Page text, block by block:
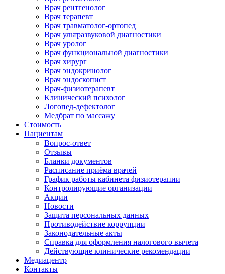
Врач рентгенолог
Врач терапевт
Врач травматолог-ортопед
Врач ультразвуковой диагностики
Врач уролог
Врач функциональной диагностики
Врач хирург
Врач эндокринолог
Врач эндоскопист
Врач-физиотерапевт
Клинический психолог
Логопед-дефектолог
Медбрат по массажу
Стоимость
Пациентам
Вопрос-ответ
Отзывы
Бланки документов
Расписание приёма врачей
График работы кабинета физиотерапии
Контролирующие организации
Акции
Новости
Защита персональных данных
Противодействие коррупции
Законодательные акты
Справка для оформления налогового вычета
Действующие клинические рекомендации
Медиацентр
Контакты